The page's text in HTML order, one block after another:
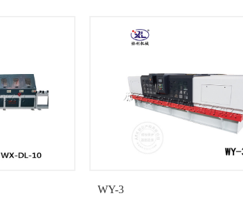
WY-3